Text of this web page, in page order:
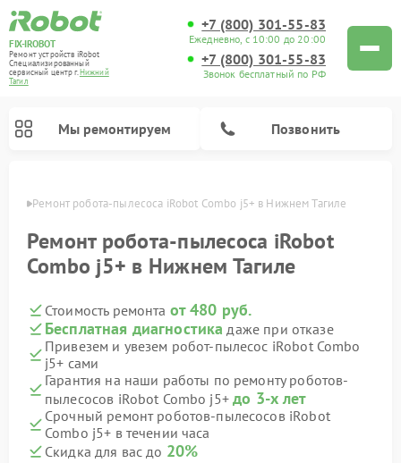
FIX-IROBOT
Ремонт устройств iRobot
Специализированный
cервисный центр г.Нижний
Тагил
+7 (800) 301-55-83
Ежедневно, с 10:00 до 20:00
+7 (800) 301-55-83
Звонок бесплатный по РФ
Мы ремонтируем Позвонить
Ремонт робота-пылесоса iRobot Combo j5+ в Нижнем Тагиле
Ремонт робота-пылесоса iRobot
Combo j5+ в Нижнем Тагиле
Стоимость ремонта от 480 руб.
Бесплатная диагностика даже при отказе
Привезем и увезем робот-пылесос iRobot Combo
j5+ сами
Гарантия на наши работы по ремонту роботов-
пылесосов iRobot Combo j5+до 3-х лет
Срочный ремонт роботов-пылесосов iRobot
Combo j5+ в течении часа
Скидка для вас до 20%